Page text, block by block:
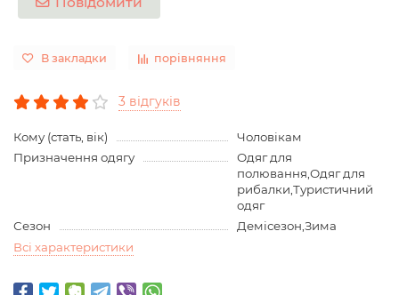
В закладки порівняння
3 відгуків
Кому (стать, вік)
Чоловікам
Призначення одягу
Одяг для
полювання,Одяг для
рибалки,Туристичний
одяг
Сезон
Демісезон,Зима
Всі характеристики